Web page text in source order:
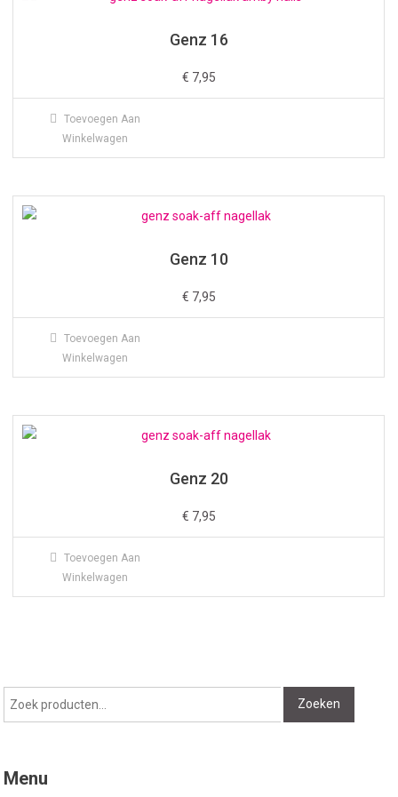
Genz 16
€ 7,95
Toevoegen Aan
Winkelwagen
Genz 10
€ 7,95
Toevoegen Aan
Winkelwagen
Genz 20
€ 7,95
Toevoegen Aan
Winkelwagen
Zoeken
naar:
Zoeken
Menu